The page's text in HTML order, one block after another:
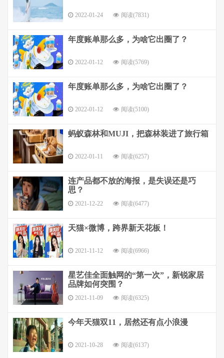
2022-01-24 阅读(7831)
年度账单那么多，为啥它出圈了？
2022-01-12 阅读(5769)
年度账单那么多，为啥它出圈了？
2022-01-12 阅读(5100)
蚂蚁森林和MUJI，把森林装进了旅行箱
2022-01-11 阅读(6257)
连产品都不放的海报，是失误还是巧
思？
2021-12-22 阅读(6477)
天猫×微博，跨界新天花板！
2021-11-12 阅读(6966)
星艺佳全面触网的“第一次”，新锐家居
品牌如何突围？
2021-11-09 阅读(6325)
今年天猫双11，居然还有点小浪漫
2021-10-28 阅读(6137)